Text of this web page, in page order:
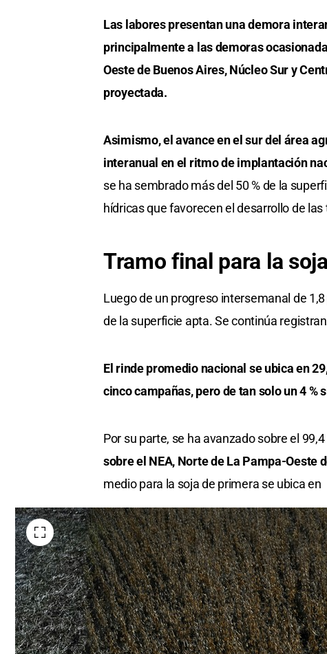
Las labores presentan una demora
principalmente a las demoras
Oeste de Buenos Aires, Núcleo Sur y
proyectada.
Asimismo, el avance en el sur del área
interanual en el ritmo de implantación
se ha sembrado más del 50 % de la
hídricas que favorecen el desarrollo de las
Tramo final para la soja
Luego de un progreso intersemanal de
de la superficie apta. Se continúa
El rinde promedio nacional se ubica en
cinco campañas, pero de tan solo un 4 %
Por su parte, se ha avanzado sobre el
sobre el NEA, Norte de La Pampa-Oeste
medio para la soja de primera se ubica en